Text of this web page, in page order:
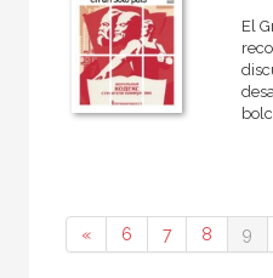
El
« 6 7 8 9